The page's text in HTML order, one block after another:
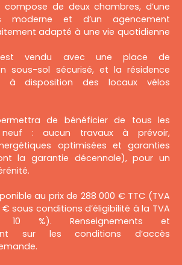
de deux chambres, d’une
et d’un agencement
adapté à une vie quotidienne
est vendu avec une place de
sous-sol sécurisé, et la résidence
à disposition des locaux vélos
de bénéficier de tous les
: aucun travaux à prévoir,
optimisées et garanties
la garantie décennale), pour un
au prix de 288 000 € TTC (TVA
sous conditions d’éligibilité à la TVA
10 %). Renseignements et
sur les conditions d’accès